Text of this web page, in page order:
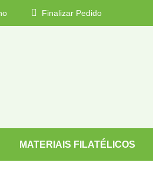
Finalizar Pedido
MATERIAIS FILATÉLICOS